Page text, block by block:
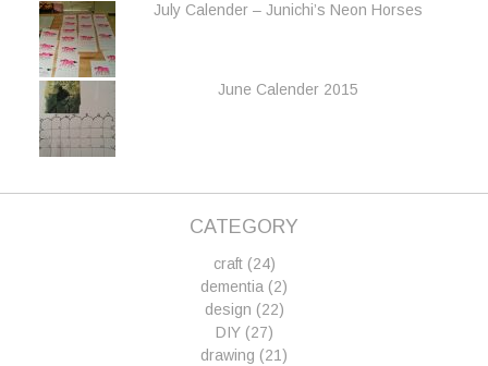
July Calender – Junichi’s Neon Horses
June Calender 2015
CATEGORY
craft(24)
dementia (2)
design (22)
DIY(27)
drawing (21)